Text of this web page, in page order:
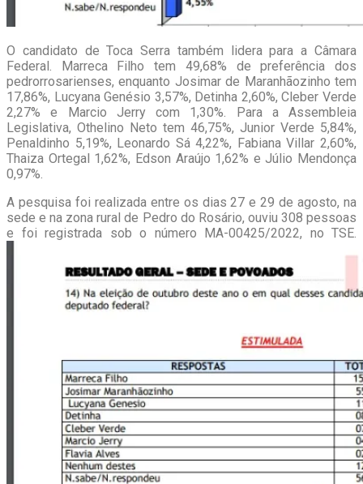
O candidato de Toca Serra também lidera para a Câmara
Federal. Marreca Filho tem 49,68% de preferência dos
pedrorrosarienses, enquanto Josimar de Maranhãozinho tem
17,86%, Lucyana Genésio 3,57%, Detinha 2,60%, Cleber Verde
2,27% e Marcio Jerry com 1,30%. Para a Assembleia
Legislativa, Othelino Neto tem 46,75%, Junior Verde 5,84%,
Penaldinho 5,19%, Leonardo Sá 4,22%, Fabiana Villar 2,60%,
Thaiza Ortegal 1,62%, Edson Araújo 1,62% e Júlio Mendonça
0,97%.
A pesquisa foi realizada entre os dias 27 e 29 de agosto, na
sede e na zona rural de Pedro do Rosário, ouviu 308 pessoas
e foi registrada sob o número MA-00425/2022, no TSE.